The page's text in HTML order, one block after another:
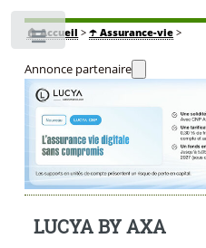
🏠Accueil > ☂️ Assurance-vie>
Annonce partenaire
LUCYA BY AXA
Toggle